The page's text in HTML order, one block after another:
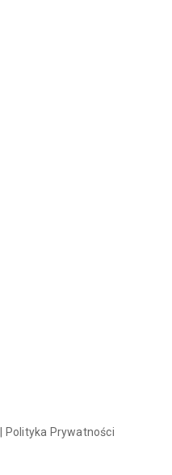
Polityka Prywatności